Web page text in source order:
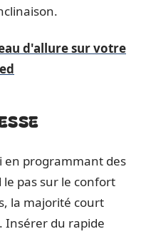
d'allure sur votre
en programmant des
pas sur le confort
la majorité court
Insérer du rapide